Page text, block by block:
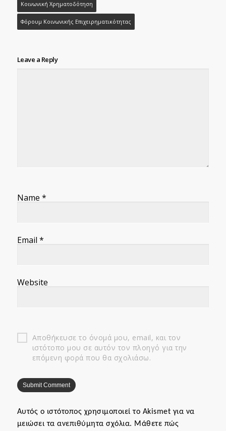
Κοινωνική Χρηματοδότηση
Φόρουμ Κοινωνικής Επιχειρηματικότητας
Leave a Reply
Name *
Email *
Website
Αποθήκευσε το όνομά μου, email, και τον
ιστότοπο μου σε αυτόν τον πλοηγό για την
επόμενη φορά που θα σχολιάσω.
Αυτός ο ιστότοπος χρησιμοποιεί το Akismet για να
μειώσει τα ανεπιθύμητα σχόλια. Μάθετε πώς